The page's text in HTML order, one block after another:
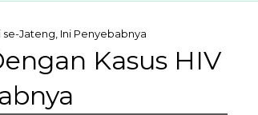
Jateng, Ini Penyebabnya
Kasus HIV